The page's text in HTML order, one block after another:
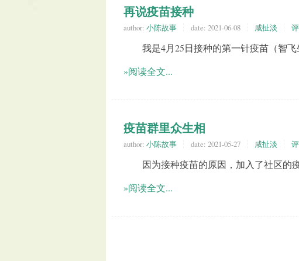
再说疫苗接种
author: 小陈故事 date: 2021-06-08 咸扯淡
我是4月25日接种的第一针疫苗（智飞
»阅读全文...
疫苗群里众生相
author: 小陈故事 date: 2021-05-27 咸扯淡
因为接种疫苗的原因，加入了社区的疫
»阅读全文...